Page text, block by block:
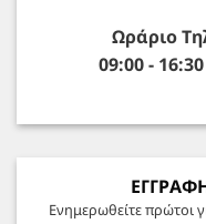
Ωράριο
09:00 - 16:30
Ενημερωθείτε πρώτοι